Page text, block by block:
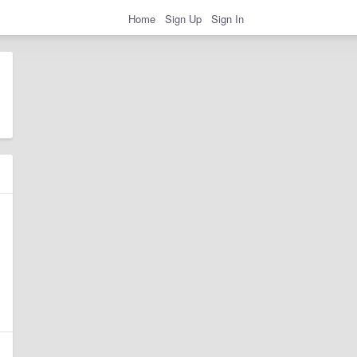
Home Sign Up Sign In